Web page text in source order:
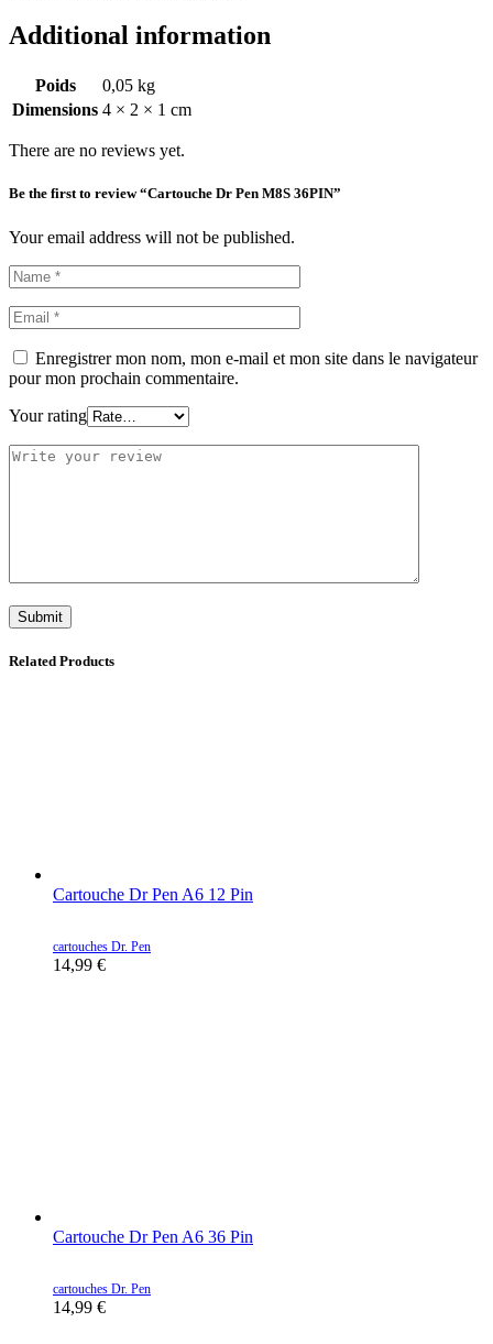
Additional information
Poids
0,05 kg
Dimensions 4 × 2 × 1 cm
There are no reviews yet.
Be the first to review “Cartouche Dr Pen M8S 36PIN”
Your email address will not be published.
Enregistrer mon nom, mon e-mail et mon site dans le navigateur
pour mon prochain commentaire.
Your rating
Related Products
Cartouche Dr Pen A6 12 Pin
cartouches Dr. Pen
14,99 €
Cartouche Dr Pen A6 36 Pin
cartouches Dr. Pen
14,99 €